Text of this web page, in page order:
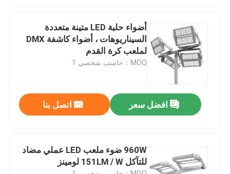
رقابة جودة
اطلب اقتباس
أضواء محكمة رياضية LED
ضوء الفيضانات LED في الهواء الطلق
أضواء حلبة LED متينة متعددة
السيناريوهات ، أضواء كاشفة DMX
لملعب كرة القدم
MOQ：حاسب شخصي 1
افضل سعر اتصل بنا
960W ضوء ملعب LED عملي مضاد
للتآكل 151LM / W لومينز